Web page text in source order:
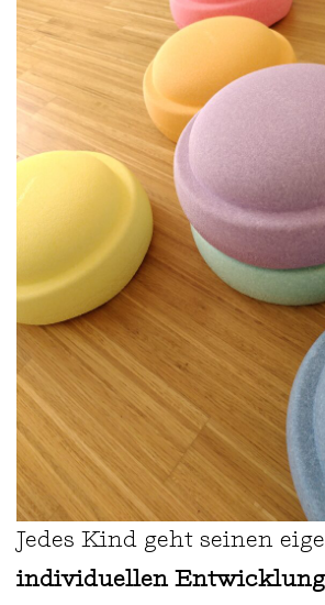
Jedes Kind geht seinen
individuellen